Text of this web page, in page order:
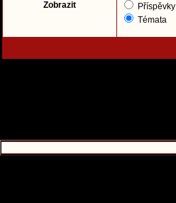
Zobrazit
Příspěvky
Témata